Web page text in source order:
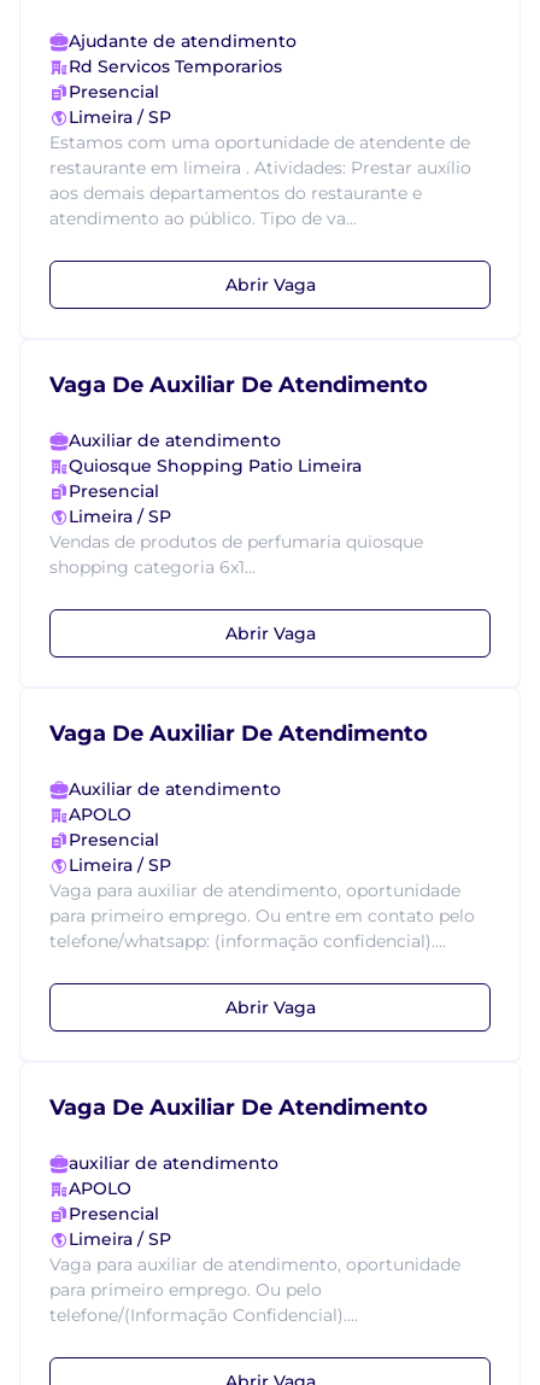
Ajudante de atendimento
Rd Servicos Temporarios
Presencial
Limeira / SP
Estamos com uma oportunidade de atendente de
restaurante em limeira . Atividades: Prestar auxílio
aos demais departamentos do restaurante e
atendimento ao público. Tipo de va...
Abrir Vaga
Vaga De Auxiliar De Atendimento
Auxiliar de atendimento
Quiosque Shopping Patio Limeira
Presencial
Limeira / SP
Vendas de produtos de perfumaria quiosque
shopping categoria 6x1...
Abrir Vaga
Vaga De Auxiliar De Atendimento
Auxiliar de atendimento
APOLO
Presencial
Limeira / SP
Vaga para auxiliar de atendimento, oportunidade
para primeiro emprego. Ou entre em contato pelo
telefone/whatsapp: (informação confidencial)....
Abrir Vaga
Vaga De Auxiliar De Atendimento
auxiliar de atendimento
APOLO
Presencial
Limeira / SP
Vaga para auxiliar de atendimento, oportunidade
para primeiro emprego. Ou pelo
telefone/(Informação Confidencial)....